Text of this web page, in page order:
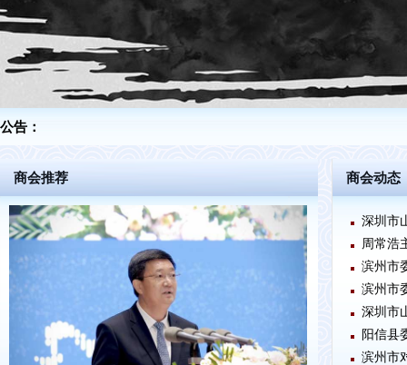
公告：
商会推荐 商会动态
深圳市
周常浩
滨州市
滨州市
深圳市
阳信县
滨州市